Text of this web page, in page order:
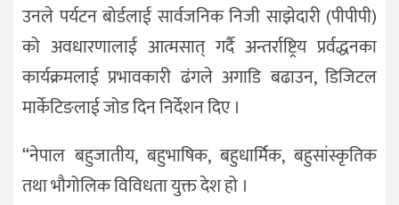
उनले पर्यटन बोर्डलाई सार्वजनिक निजी साझेदारी (पीपीपी)
को अवधारणालाई आत्मसात् गर्दै अन्तर्राष्ट्रिय प्रर्वद्धनका
कार्यक्रमलाई प्रभावकारी ढंगले अगाडि बढाउन, डिजिटल
मार्केटिङलाई जोड दिन निर्देशन दिए ।
“नेपाल बहुजातीय, बहुभाषिक, बहुधार्मिक, बहुसांस्कृतिक
तथा भौगोलिक विविधता युक्त देश हो ।